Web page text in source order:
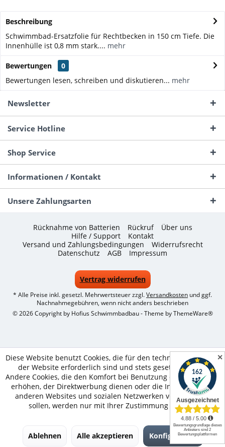
Beschreibung
Schwimmbad-Ersatzfolie für Rechtbecken in 150 cm Tiefe. Die
Innenhülle ist 0,8 mm stark.... mehr
Bewertungen
0
Bewertungen lesen, schreiben und diskutieren... mehr
Newsletter
Service Hotline
Shop Service
Informationen / Kontakt
Unsere Zahlungsarten
Rücknahme von Batterien Rückruf
Über uns
Hilfe / Support
Kontakt
Versand und Zahlungsbedingungen
Widerrufsrecht
Datenschutz
AGB Impressum
Vertrag widerrufen
* Alle Preise inkl. gesetzl. Mehrwertsteuer zzgl.Versandkosten und ggf.
Nachnahmegebühren, wenn nicht anders beschrieben
© 2026 Copyright by Hofius Schwimmbadbau - Theme byThemeWare®
Diese Website benutzt Cookies, die für den technischen Betrieb
der Website erforderlich sind und stets gesetzt werden.
Andere Cookies, die den Komfort bei Benutzung dieser Website
erhöhen, der Direktwerbung dienen oder die Interaktion mit
anderen Websites und sozialen Netzwerken vereinfachen
sollen, werden nur mit Ihrer Zustimmung gesetzt.
Ablehnen Alle akzeptieren Konfigurieren
✕